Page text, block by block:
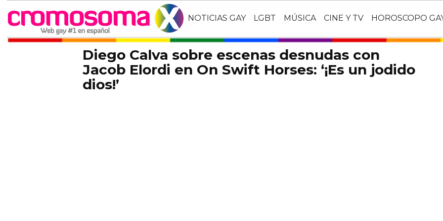
NOTICIAS GAY LGBT MÚSICA CINE Y TV HOROSCOPO
Diego Calva sobre escenas desnudas con
Jacob Elordi en On Swift Horses: ‘¡Es un jodido
dios!’